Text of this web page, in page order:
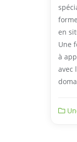
en
Une
à
avec